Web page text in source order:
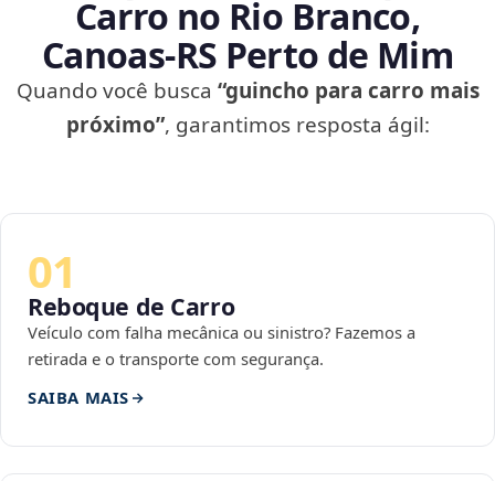
Carro no Rio Branco,
Canoas‑RS Perto de Mim
Quando você busca “guincho para carro mais
próximo”, garantimos resposta ágil:
01
Reboque de Carro
Veículo com falha mecânica ou sinistro? Fazemos a
retirada e o transporte com segurança.
SAIBA MAIS